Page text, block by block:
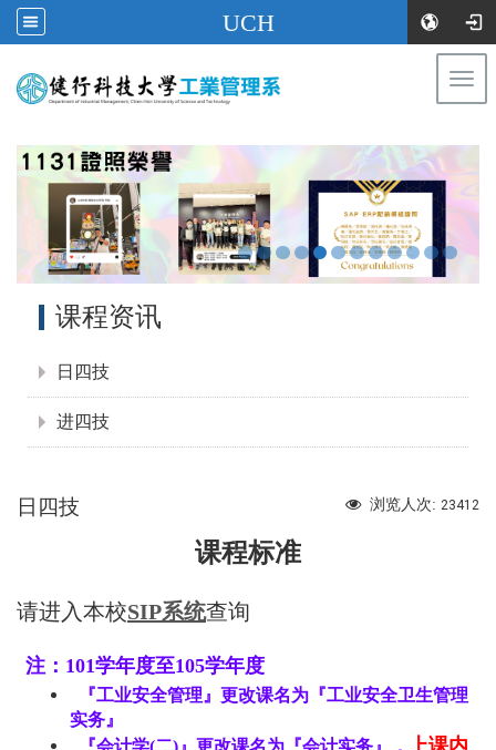
UCH
课程资讯
日四技
进四技
浏览人次: 23412
日四技
课程标准
请进入本校SIP系统查询
注 ： 101学年度至105学年度
『工业安全管理』更改课名为『工业安全卫生管理
实务』
『会计学(二)』更改课名为『会计实务』 ，
上课内